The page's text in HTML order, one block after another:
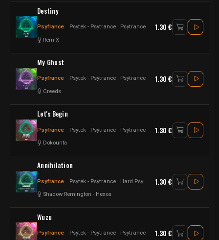
Destiny
Psyfrance Psytek - Psytrance Psytrance
Rem-X
1.30 €
My Ghost
Psyfrance Psytek - Psytrance Psytrance
Creeds
1.30 €
Let's Begin
Psyfrance Psytek - Psytrance Psytrance
Dokounta
1.30 €
Annihilation
Psyfrance Psytek - Psytrance Hard Psy
Shadow Remington - Hexos
1.30 €
Wuzu
Psyfrance Psytek - Psytrance Psytrance 1.30 €